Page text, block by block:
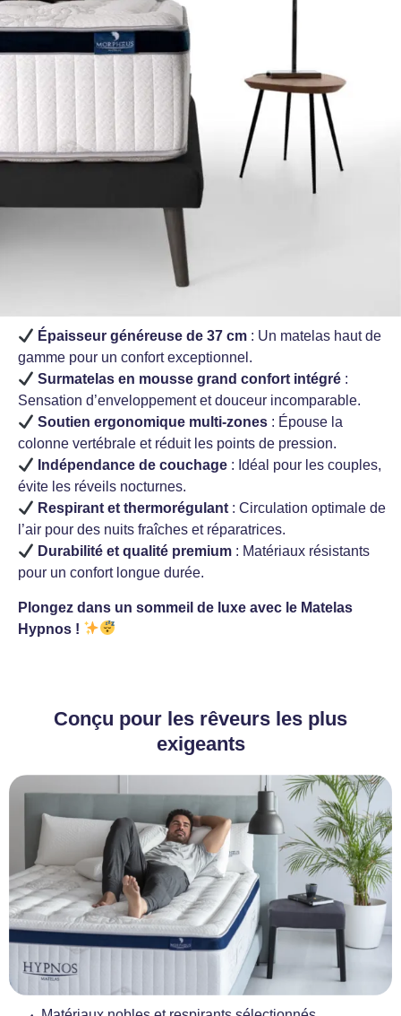
Épaisseur généreuse de 37 cm : Un matelas haut de
gamme pour un confort exceptionnel.
Surmatelas en mousse grand confort intégré :
Sensation d’enveloppement et douceur incomparable.
Soutien ergonomique multi-zones : Épouse la
colonne vertébrale et réduit les points de pression.
Indépendance de couchage : Idéal pour les couples,
évite les réveils nocturnes.
Respirant et thermorégulant: Circulation optimale de
l’air pour des nuits fraîches et réparatrices.
Durabilité et qualité premium : Matériaux résistants
pour un confort longue durée.
Plongez dans un sommeil de luxe avec le Matelas
Hypnos !
Conçu pour les rêveurs les plus
exigeants